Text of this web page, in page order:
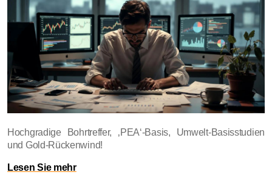
Hochgradige Bohrtreffer, ‚PEA‘-Basis, Umwelt-Basisstudien
und Gold-Rückenwind!
Lesen Sie mehr